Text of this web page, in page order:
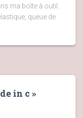
ma boîte à outil.
queue de
in c »